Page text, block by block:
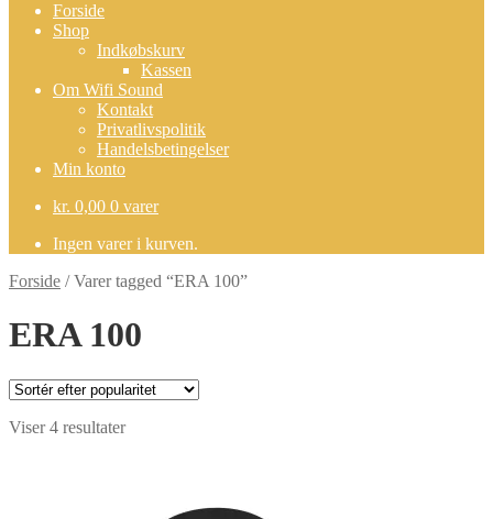
Forside
Shop
Indkøbskurv
Kassen
Om Wifi Sound
Kontakt
Privatlivspolitik
Handelsbetingelser
Min konto
kr. 0,00 0 varer
Ingen varer i kurven.
Forside /Varer tagged “ERA 100”
ERA 100
Viser 4 resultaterSorteret